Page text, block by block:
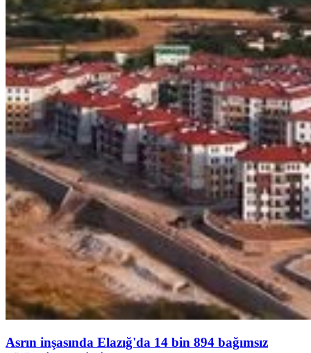
Asrın inşasında Elazığ'da 14 bin 894 bağımsız